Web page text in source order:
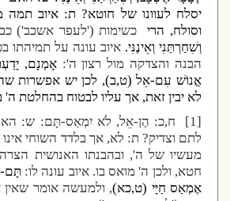
יסלח לעוונו של חוטא? ת: איוב תמה
וסולח, הרי כשימות ('לעפר אשכב') כבר
וְשִׁחַרְתַּנִי וְאֵינֶנִּי.איוב עונה על תמיהתו
הבנה והצדקה מול רצון ה':אָמְנָם, יָדַעְתִּי
אֱנוֹשׁ עִם-אֵל (ט,ב), לכן יש אפשרות שה'
לא יבין זאת, אך עליו לבטוח בהחלטת ה'
[1]
ח,כ: הֶן-אֵל, לֹא יִמְאַס-תָּם: ש: האם
לתם וצדיק? ת: לא, אך בלדד השוחי אינו
מעשיו של ה', ובהבנתו האנושית הצרה,
חטא, ולכן ה' מואס בו. איוב עונה לו:תָּם-
אֶמְאַס חַיָּי (ט,כא), ולמעשה אומר שאין